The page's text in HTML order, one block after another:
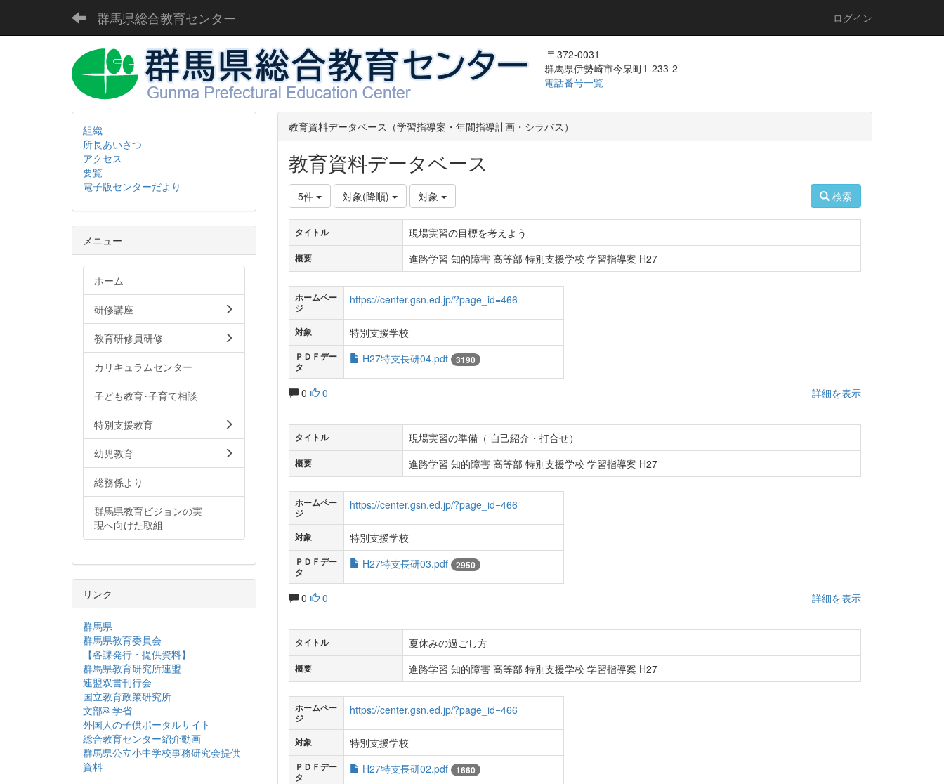
群馬県総合教育センター ログイン
〒372-0031
群馬県伊勢崎市今泉町1-233-2
電話番号一覧
教育資料データベース（学習指導案・年間指導計画・シラバス）
教育資料データベース
5件 対象(降順) 対象 検索
タイトル 現場実習の目標を考えよう
概要 進路学習 知的障害 高等部 特別支援学校 学習指導案 H27
ホームペー
ジ
https://center.gsn.ed.jp/?page_id=466
対象 特別支援学校
ＰＤＦデー
タ
H27特支長研04.pdf 3190
0 0 詳細を表示
タイトル 現場実習の準備（ 自己紹介・打合せ）
概要 進路学習 知的障害 高等部 特別支援学校 学習指導案 H27
ホームペー
ジ
https://center.gsn.ed.jp/?page_id=466
対象 特別支援学校
ＰＤＦデー
タ
H27特支長研03.pdf 2950
0 0 詳細を表示
タイトル 夏休みの過ごし方
概要 進路学習 知的障害 高等部 特別支援学校 学習指導案 H27
ホームペー
ジ
https://center.gsn.ed.jp/?page_id=466
対象 特別支援学校
ＰＤＦデー
タ
H27特支長研02.pdf 1660
組織
所長あいさつ
アクセス
要覧
電子版センターだより
メニュー
ホーム
研修講座
教育研修員研修
カリキュラムセンター
子ども教育･子育て相談
特別支援教育
幼児教育
総務係より
群馬県教育ビジョンの実
現へ向けた取組
リンク
群馬県
群馬県教育委員会
【各課発行・提供資料】
群馬県教育研究所連盟
連盟双書刊行会
国立教育政策研究所
文部科学省
外国人の子供ポータルサイト
総合教育センター紹介動画
群馬県公立小中学校事務研究会提供
資料